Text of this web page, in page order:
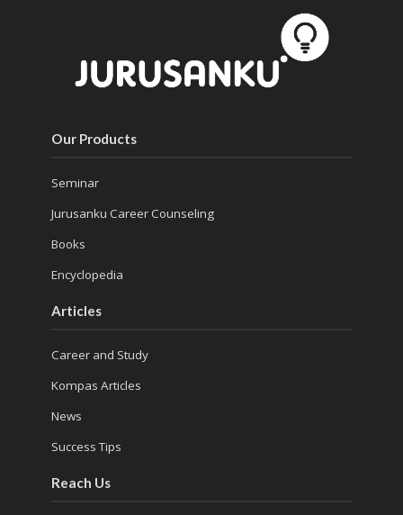
Our Products
Seminar
Jurusanku Career Counseling
Books
Encyclopedia
Articles
Career and Study
Kompas Articles
News
Success Tips
Reach Us